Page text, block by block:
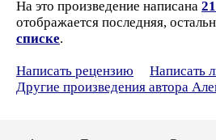
На это произведение написана
отображается последняя,
списке.
Написать рецензию
Написать
Другие произведения автора